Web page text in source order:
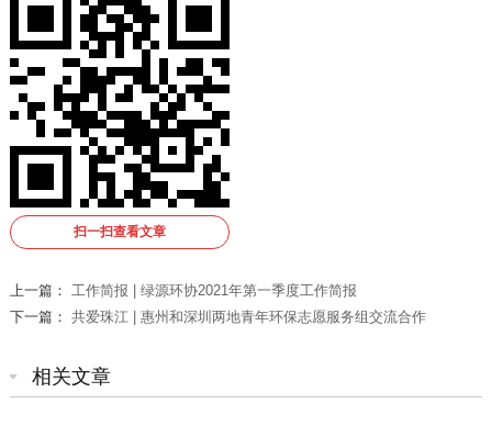
扫一扫查看文章
上一篇： 工作简报 | 绿源环协2021年第一季度工作简报
下一篇： 共爱珠江 | 惠州和深圳两地青年环保志愿服务组交流合作
相关文章